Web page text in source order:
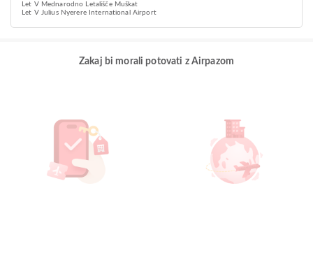
Let V Mednarodno Letališče Muškat
Let V Julius Nyerere International Airport
Zakaj bi morali potovati z Airpazom